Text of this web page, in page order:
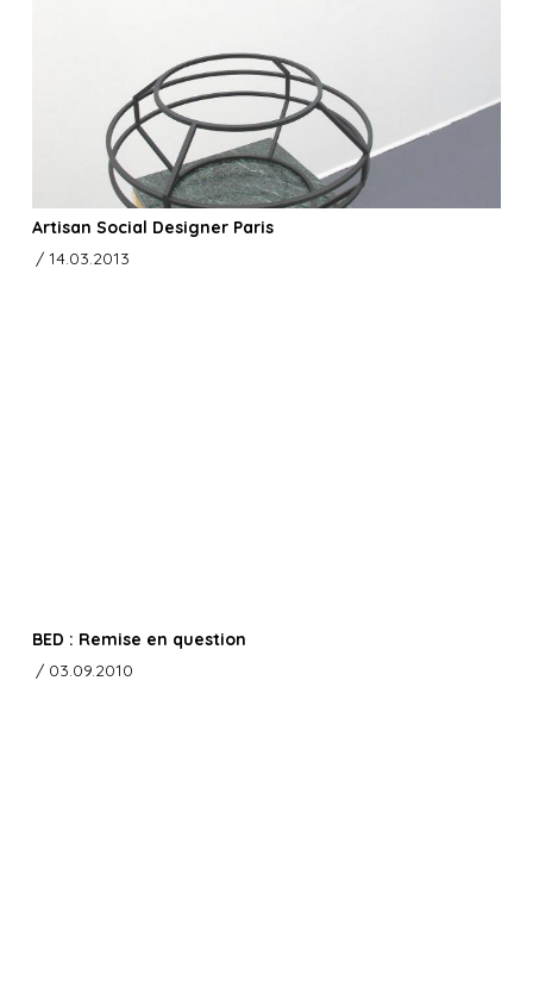
Artisan Social Designer Paris
/ 14.03.2013
BED : Remise en question
/ 03.09.2010